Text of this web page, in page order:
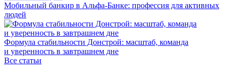
Мобильный банкир в Альфа-Банке: профессия для активных
людей
Формула стабильности Донстрой: масштаб, команда
и уверенность в завтрашнем дне
Все статьи